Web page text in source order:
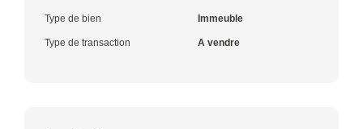
Type de bien Immeuble
Type de transaction A vendre